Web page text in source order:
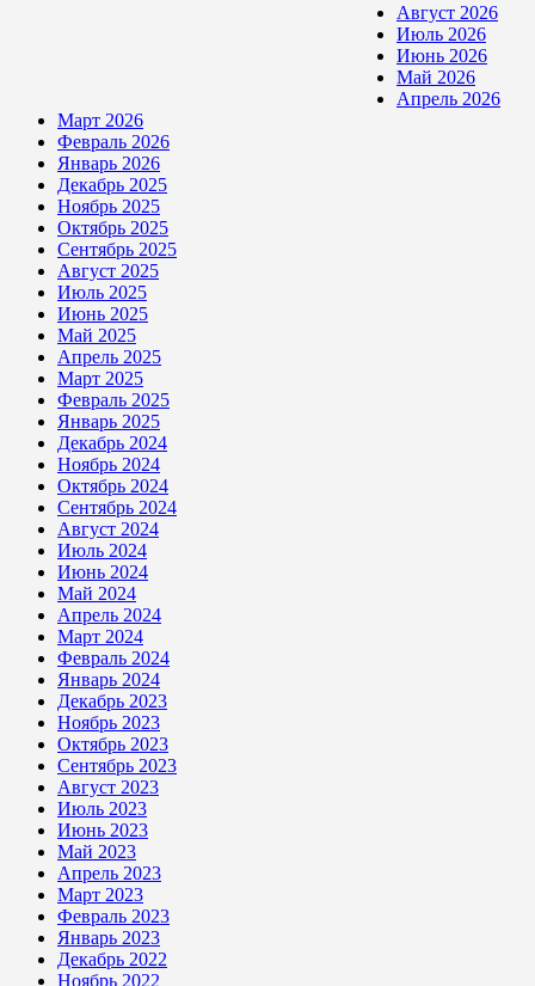
Август 2026
Июль 2026
Июнь 2026
Май 2026
Апрель 2026
Март 2026
Февраль 2026
Январь 2026
Декабрь 2025
Ноябрь 2025
Октябрь 2025
Сентябрь 2025
Август 2025
Июль 2025
Июнь 2025
Май 2025
Апрель 2025
Март 2025
Февраль 2025
Январь 2025
Декабрь 2024
Ноябрь 2024
Октябрь 2024
Сентябрь 2024
Август 2024
Июль 2024
Июнь 2024
Май 2024
Апрель 2024
Март 2024
Февраль 2024
Январь 2024
Декабрь 2023
Ноябрь 2023
Октябрь 2023
Сентябрь 2023
Август 2023
Июль 2023
Июнь 2023
Май 2023
Апрель 2023
Март 2023
Февраль 2023
Январь 2023
Декабрь 2022
Ноябрь 2022